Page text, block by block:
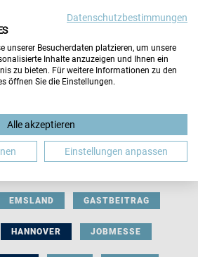
BEWERBUNG
EMSLAND GASTBEITRAG
HANNOVER JOBMESSE
Datenschutzbestimmungen
unserer Besucherdaten platzieren, um unsere
Inhalte anzuzeigen und Ihnen ein
zu bieten. Für weitere Informationen zu den
öffnen Sie die Einstellungen.
Alle akzeptieren
Einstellungen anpassen